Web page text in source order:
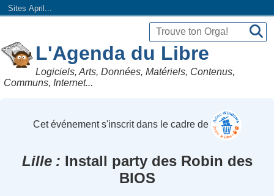
Sites April...
L'Agenda du Libre
Logiciels, Arts, Données, Matériels, Contenus,
Communs, Internet...
Cet événement s'inscrit dans le cadre de
Lille
Install party des Robin des
BIOS